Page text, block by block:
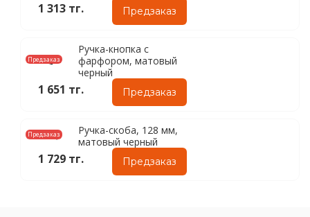
1 313 тг. Предзаказ
Предзаказ
Ручка-кнопка с
фарфором, матовый
черный
1 651 тг. Предзаказ
Предзаказ
Ручка-скоба, 128 мм,
матовый черный
1 729 тг. Предзаказ